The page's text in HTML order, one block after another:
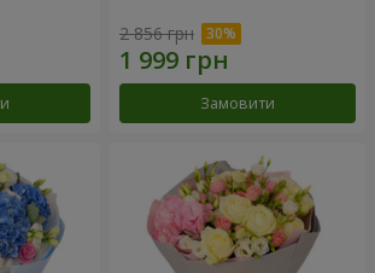
2 856 грн
Замовити